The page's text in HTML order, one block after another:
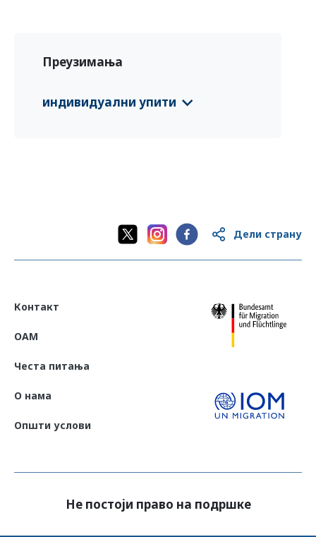
Преузимања
индивидуални упити
Дели страну
Контакт
OAM
Честа питања
О нама
Општи услови
Не постоји право на подршке